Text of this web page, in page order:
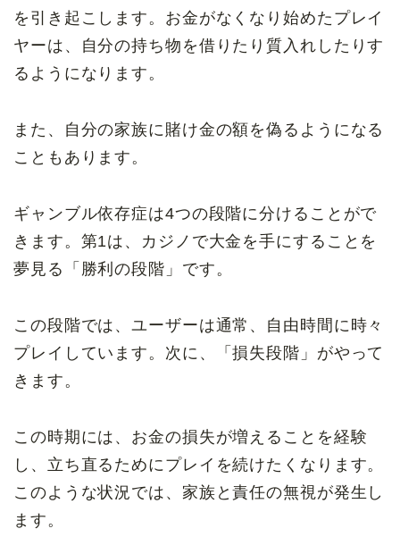
を引き起こします。お金がなくなり始めたプレイ
ヤーは、自分の持ち物を借りたり質入れしたりす
るようになります。
また、自分の家族に賭け金の額を偽るようになる
こともあります。
ギャンブル依存症は4つの段階に分けることがで
きます。第1は、カジノで大金を手にすることを
夢見る「勝利の段階」です。
この段階では、ユーザーは通常、自由時間に時々
プレイしています。次に、「損失段階」がやって
きます。
この時期には、お金の損失が増えることを経験
し、立ち直るためにプレイを続けたくなります。
このような状況では、家族と責任の無視が発生し
ます。